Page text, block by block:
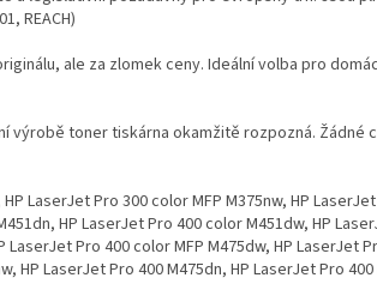
REACH)
ale za zlomek ceny. Ideální volba pro
výrobě toner tiskárna okamžitě rozpozná. Žádné
LaserJet Pro 300 color MFP M375nw, HP
HP LaserJet Pro 400 color M451dw, HP
Pro 400 color MFP M475dw, HP LaserJet
HP LaserJet Pro 400 M475dn, HP LaserJet Pro